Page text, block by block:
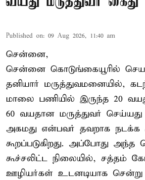
Published on: 09 Aug 2026, 11:40 am
சென்னை,
சென்னை கொடுங்கையூரில்
தனியார் மருத்துவமனையில்,
மாலை பணியில் இருந்த 20
60 வயதான மருத்துவர்
அகமது என்பவர் தவறாக நடக்க
கூறப்படுகிறது. அப்போது அந்த
கூச்சலிட்ட நிலையில், சத்தம்
ஊழியர்கள் உடனடியாக சென்று